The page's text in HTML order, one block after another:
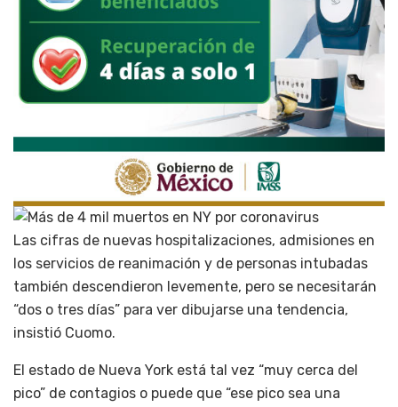
Las cifras de nuevas hospitalizaciones, admisiones en
los servicios de reanimación y de personas intubadas
también descendieron levemente, pero se necesitarán
“dos o tres días” para ver dibujarse una tendencia,
insistió Cuomo.
El estado de Nueva York está tal vez “muy cerca del
pico” de contagios o puede que “ese pico sea una